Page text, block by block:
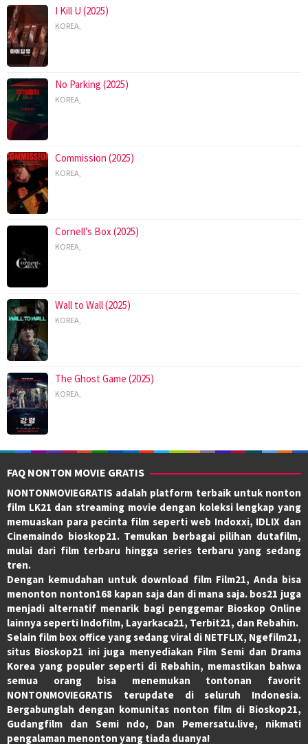
I Kill U (2025)
KOREA
No Parking (2025)
KOREA
Commission (2025)
KOREA
Cornell’s Box (2025)
KOREA
Wall to Wall (2025)
KOREA
The Ghost Game (2025)
KOREA
FAQ NONTON MOVIE GRATIS
NONTONMOVIEGRATIS adalah platform terbaik untuk nonton
film LK21 dan streaming movie dengan koleksi lengkap yang
memuaskan para pecinta film seperti web Indoxxi, IDLIX dan
Cinemaindo bioskop21. Temukan berbagai pilihan dutafilm,
mulai dari film terbaru hingga series terbaru yang sedang
tren.
Dengan kemudahan untuk download film Film21, Anda bisa
menonton nonton168 kapan saja dan di mana saja. bos21 juga
menjadi alternatif menarik bagi penggemar Bioskop Online
lainnya seperti Indofilm, Layarkaca21, Terbit21, dan Rebahin.
Selain film box office yang sedang viral di NETFLIX, Ngefilm21,
situs Bioskop21 ini juga menyediakan Film Semi dan Drama
Korea yang populer seperti di Rebahin, memastikan bahwa
semua orang bisa menemukan tontonan favorit
NONTONMOVIEGRATIS terupdate di seluruh Indonesia.
Bergabunglah dengan komunitas nonton film di Bioskop21,
Gudangfilm dan Semi ndo, Dan Pemersatu.live, nikmati
pengalaman menonton yang tiada duanya!